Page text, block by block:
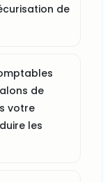
de
de
votre
les